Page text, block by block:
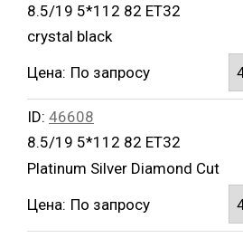
8.5/19 5*112 82 ET32
crystal black
Цена: По запросу
ID: 46608
8.5/19 5*112 82 ET32
Platinum Silver Diamond Cut
Цена: По запросу